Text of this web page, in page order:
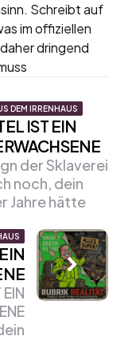
Schreibt auf
im offiziellen
dringend
DEM IRRENHAUS
IST EIN
der Sklaverei
noch, dein
Jahre hätte